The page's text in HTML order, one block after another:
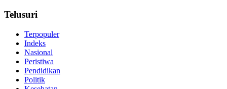
Telusuri
Terpopuler
Indeks
Nasional
Peristiwa
Pendidikan
Politik